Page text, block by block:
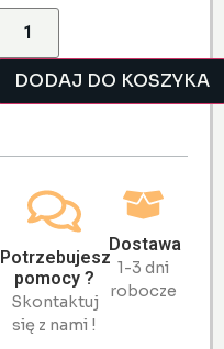
DODAJ DO KOSZYKA
Potrzebujesz
pomocy ?
Skontaktuj
się z nami !
Dostawa
1-3 dni
robocze